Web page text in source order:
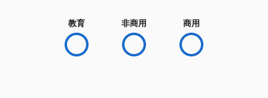
教育 非商用 商用